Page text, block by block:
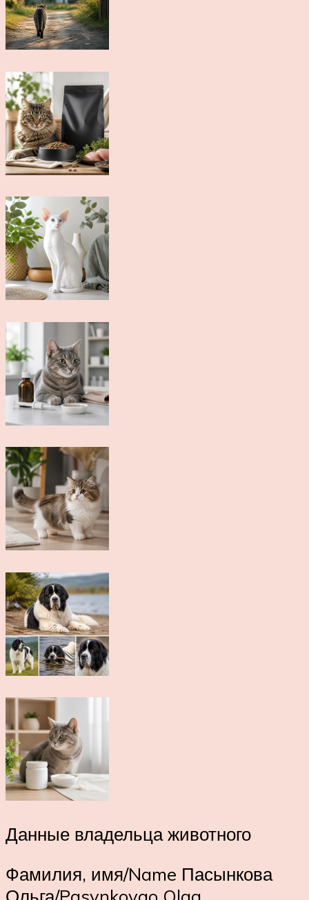
Данные владельца животного
Фамилия, имя/Name Пасынкова